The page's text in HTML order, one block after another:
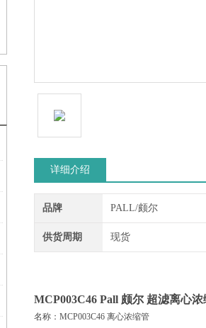
详细介绍
品牌 PALL/颇尔
供货周期 现货
MCP003C46 Pall 颇尔 超滤离心
名称：MCP003C46 离心浓缩管